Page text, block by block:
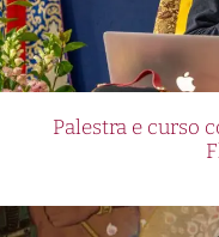
Palestra e curso